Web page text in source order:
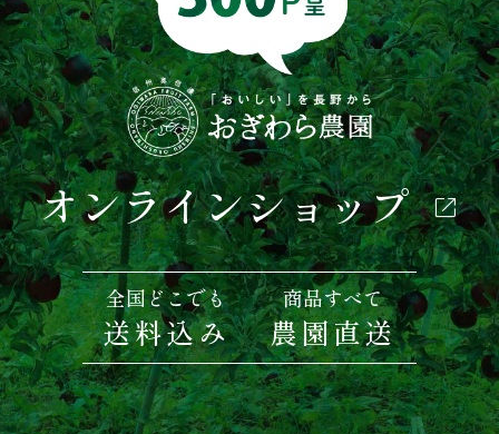
オンラインショップ
全国どこでも
送料込み
商品すべて
農園直送